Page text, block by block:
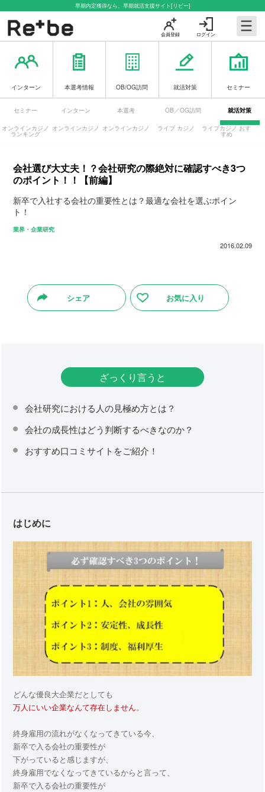
早期内定獲得なら、早期就活支援サイト[リビー]
ログイン
会員登録
インターン 本選考情報 OB/OG訪問 就活対策 セミナー
セミナー インターン 本選考 OB／OG訪問 就活対策
オンラインカジノ
ランキング
オンラインカジノ オンラインカジノ ライブ カジノ ライブカジノ おす
すめ
会社選び大丈夫！？会社研究の際絶対に確認すべき3つ
のポイント！！【前編】
新卒で入社する会社の重要性とは？最適な会社を選ぶポイン
ト！
業界・企業研究
2016.02.09
シェア お気に入り
ざっくり言うと
会社研究における人の見極め方とは？
会社の成長性はどう判断するべきなのか？
おすすめ口コミサイトをご紹介！
はじめに
どんな優良大企業だとしても
万人にいい企業なんて存在しません。
終身雇用の流れがなくなってきている今、
新卒で入る会社の重要性が
下がっていると感じますが、
終身雇用でなくなってきているからと言って、
新卒で入る会社の重要性が